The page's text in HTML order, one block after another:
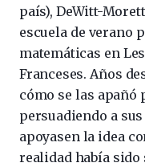
país), DeWitt-
escuela de verano
matemáticas en
Franceses. Años
cómo se las apañó
persuadiendo a
apoyasen la idea
realidad había sido